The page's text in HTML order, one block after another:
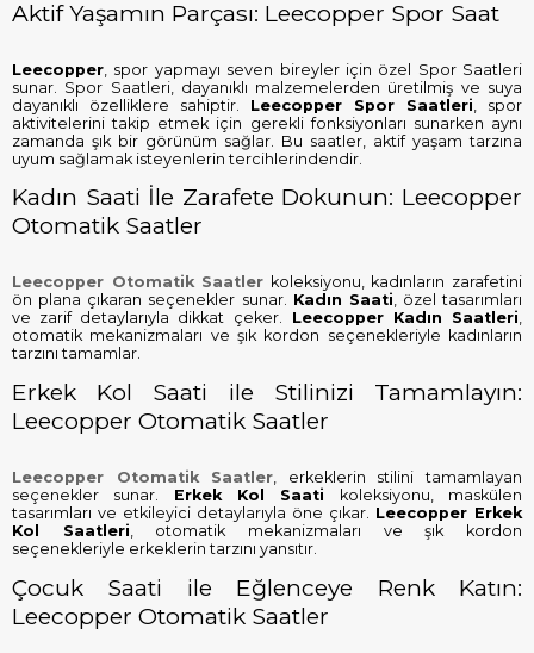
Aktif Yaşamın Parçası: Leecopper Spor Saat
Leecopper , spor yapmayı seven bireyler için özel Spor Saatleri
sunar. Spor Saatleri, dayanıklı malzemelerden üretilmiş ve suya
dayanıklı özelliklere sahiptir. Leecopper Spor Saatleri , spor
aktivitelerini takip etmek için gerekli fonksiyonları sunarken aynı
zamanda şık bir görünüm sağlar. Bu saatler, aktif yaşam tarzına
uyum sağlamak isteyenlerin tercihlerindendir.
Kadın Saati İle Zarafete Dokunun: Leecopper
Otomatik Saatler
Leecopper Otomatik Saatler koleksiyonu, kadınların zarafetini
ön plana çıkaran seçenekler sunar. Kadın Saati, özel tasarımları
ve zarif detaylarıyla dikkat çeker. Leecopper Kadın Saatleri,
otomatik mekanizmaları ve şık kordon seçenekleriyle kadınların
tarzını tamamlar.
Erkek Kol Saati ile Stilinizi Tamamlayın:
Leecopper Otomatik Saatler
Leecopper Otomatik Saatler , erkeklerin stilini tamamlayan
seçenekler sunar. Erkek Kol Saati koleksiyonu, maskülen
tasarımları ve etkileyici detaylarıyla öne çıkar. Leecopper Erkek
Kol Saatleri , otomatik mekanizmaları ve şık kordon
seçenekleriyle erkeklerin tarzını yansıtır.
Çocuk Saati ile Eğlenceye Renk Katın:
Leecopper Otomatik Saatler